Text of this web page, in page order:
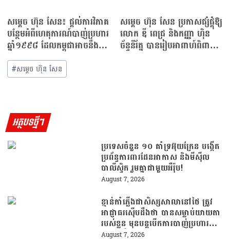
សម្ដេច ហ៊ុន សែន៖ ផ្តល់ការវិភាគ
បន្ថែមអំពីហេតុការណ៍បាញ់ប្រហារ
ឆ្នាំ១៩៩៨ ដែលកម្ពុជាអាចនឹងបន្ត
សង្គ្រាម…
សម្ដេច ហ៊ុន សែន ប្រកាសផ្សំផ្គុំឱ្យ
លោក ឌី ពេជ្រ និងកញ្ញា ហ៉ិន
ច័ន្ទនីរ័ត្ន បានរៀបអាពាហ៍ពិពាហ៍
#សម្ដេច ហ៊ុន សែន
អត្ថបទថ្មីៗ
ប្រទេសចំនួន ១០ គាំទ្រអ៊ុយក្រែន បង្កើត
ប្រព័ន្ធការពារដែនអាកាស និងមីស៊ីល
បាលីស្ទិក រួមគ្នាជាមួយអឺរ៉ុប!
August 7, 2026
ខ្មាន់កាំភ្លើងជាសិស្សសាលានៅថៃ ត្រូវ
អាជ្ញាធរស៊ើបដឹងថា បានសម្លាប់យាយតា
របស់ខ្លួន មុនបន្តបើកការបាញ់ប្រហារនៅ
សាលារៀន
August 7, 2026